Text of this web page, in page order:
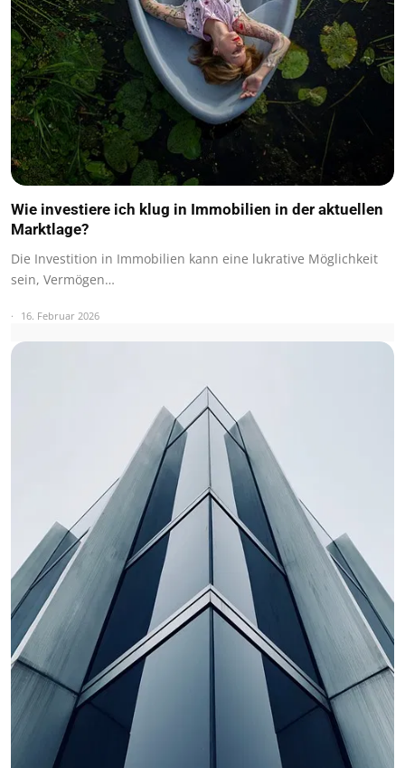
Wie investiere ich klug in Immobilien in der aktuellen
Marktlage?
Die Investition in Immobilien kann eine lukrative Möglichkeit
sein, Vermögen…
16. Februar 2026